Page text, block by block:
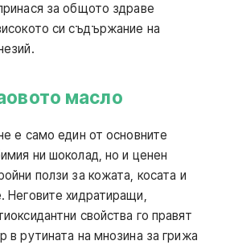
за общото здраве
си съдържание на
масло
е само един от основните
ни шоколад, но и ценен
ползи за кожата, косата и
Неговите хидратиращи,
свойства го правят
в рутината на мнозина за грижа